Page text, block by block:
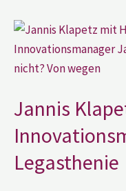
Jannis
Legasthenie
Jannis
Klapetz
–
Innovationsmanager
–
Legasthenie